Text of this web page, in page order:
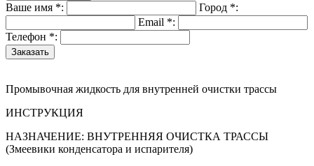
Ваше имя *: Город *:
Email *:
Телефон *:
Промывочная жидкость для внутренней очистки трассы
ИНСТРУКЦИЯ
НАЗНАЧЕНИЕ: ВНУТРЕННЯЯ ОЧИСТКА ТРАССЫ
(Змеевики конденсатора и испарителя)